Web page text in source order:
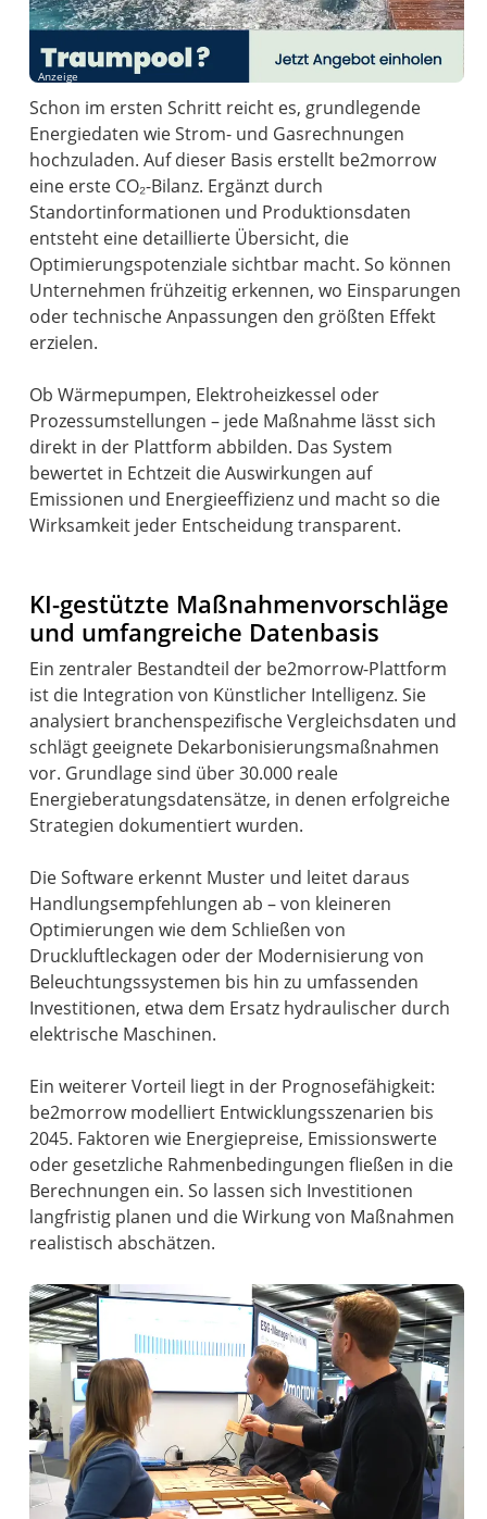
Anzeige
Schon im ersten Schritt reicht es, grundlegende
Energiedaten wie Strom- und Gasrechnungen
hochzuladen. Auf dieser Basis erstellt be2morrow
eine erste CO₂-Bilanz. Ergänzt durch
Standortinformationen und Produktionsdaten
entsteht eine detaillierte Übersicht, die
Optimierungspotenziale sichtbar macht. So können
Unternehmen frühzeitig erkennen, wo Einsparungen
oder technische Anpassungen den größten Effekt
erzielen.
Ob Wärmepumpen, Elektroheizkessel oder
Prozessumstellungen – jede Maßnahme lässt sich
direkt in der Plattform abbilden. Das System
bewertet in Echtzeit die Auswirkungen auf
Emissionen und Energieeffizienz und macht so die
Wirksamkeit jeder Entscheidung transparent.
KI-gestützte Maßnahmenvorschläge
und umfangreiche Datenbasis
Ein zentraler Bestandteil der be2morrow-Plattform
ist die Integration von Künstlicher Intelligenz. Sie
analysiert branchenspezifische Vergleichsdaten und
schlägt geeignete Dekarbonisierungsmaßnahmen
vor. Grundlage sind über 30.000 reale
Energieberatungsdatensätze, in denen erfolgreiche
Strategien dokumentiert wurden.
Die Software erkennt Muster und leitet daraus
Handlungsempfehlungen ab – von kleineren
Optimierungen wie dem Schließen von
Druckluftleckagen oder der Modernisierung von
Beleuchtungssystemen bis hin zu umfassenden
Investitionen, etwa dem Ersatz hydraulischer durch
elektrische Maschinen.
Ein weiterer Vorteil liegt in der Prognosefähigkeit:
be2morrow modelliert Entwicklungsszenarien bis
2045. Faktoren wie Energiepreise, Emissionswerte
oder gesetzliche Rahmenbedingungen fließen in die
Berechnungen ein. So lassen sich Investitionen
langfristig planen und die Wirkung von Maßnahmen
realistisch abschätzen.